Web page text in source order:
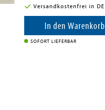
Versandkostenfrei in DE
In den Warenkorb
SOFORT LIEFERBAR